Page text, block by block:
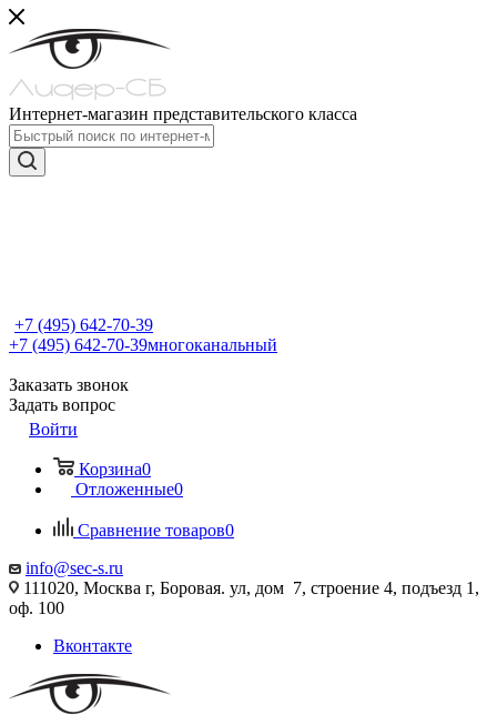
Интернет-магазин представительского класса
+7 (495) 642-70-39
+7 (495) 642-70-39многоканальный
Заказать звонок
Задать вопрос
Войти
Корзина0
Отложенные0
Сравнение товаров0
info@sec-s.ru
111020, Москва г, Боровая. ул, дом 7, строение 4, подъезд 1,
оф. 100
Вконтакте